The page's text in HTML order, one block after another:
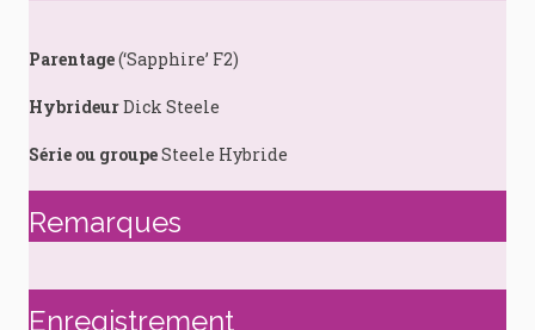
Parentage(‘Sapphire’ F2)
HybrideurDick Steele
Série ou groupeSteele Hybride
Remarques
Enregistrement